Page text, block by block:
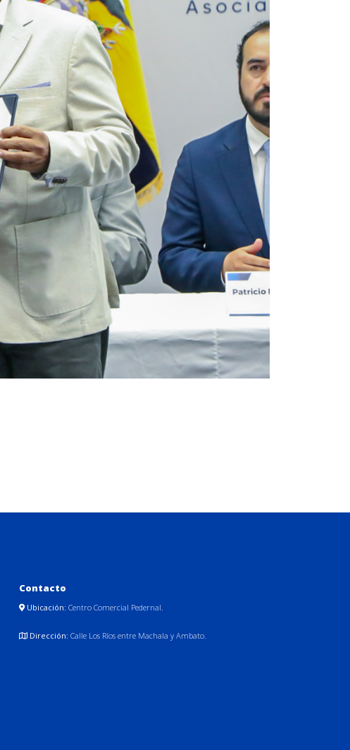
Contacto
Ubicación: Centro Comercial Pedernal.
Dirección: Calle Los Ríos entre Machala y Ambato.